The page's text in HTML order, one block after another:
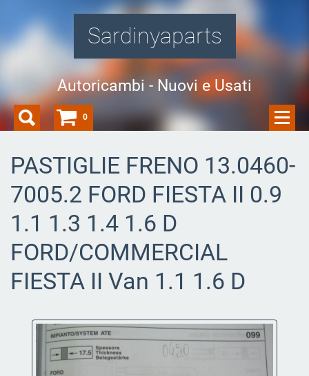
Sardinyaparts
Autoricambi - Nuovi e Usati
PASTIGLIE FRENO 13.0460-
7005.2 FORD FIESTA II 0.9
1.1 1.3 1.4 1.6 D
FORD/COMMERCIAL
FIESTA II Van 1.1 1.6 D
0